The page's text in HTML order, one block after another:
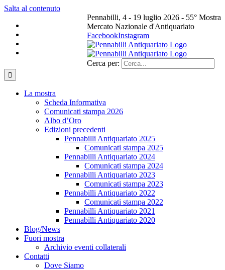
Salta al contenuto
Pennabilli, 4 - 19 luglio 2026 - 55° Mostra
Mercato Nazionale d'Antiquariato
FacebookInstagram
Cerca per:
La mostra
Scheda Informativa
Comunicati stampa 2026
Albo d’Oro
Edizioni precedenti
Pennabilli Antiquariato 2025
Comunicati stampa 2025
Pennabilli Antiquariato 2024
Comunicati stampa 2024
Pennabilli Antiquariato 2023
Comunicati stampa 2023
Pennabilli Antiquariato 2022
Comunicati stampa 2022
Pennabilli Antiquariato 2021
Pennabilli Antiquariato 2020
Blog/News
Fuori mostra
Archivio eventi collaterali
Contatti
Dove Siamo